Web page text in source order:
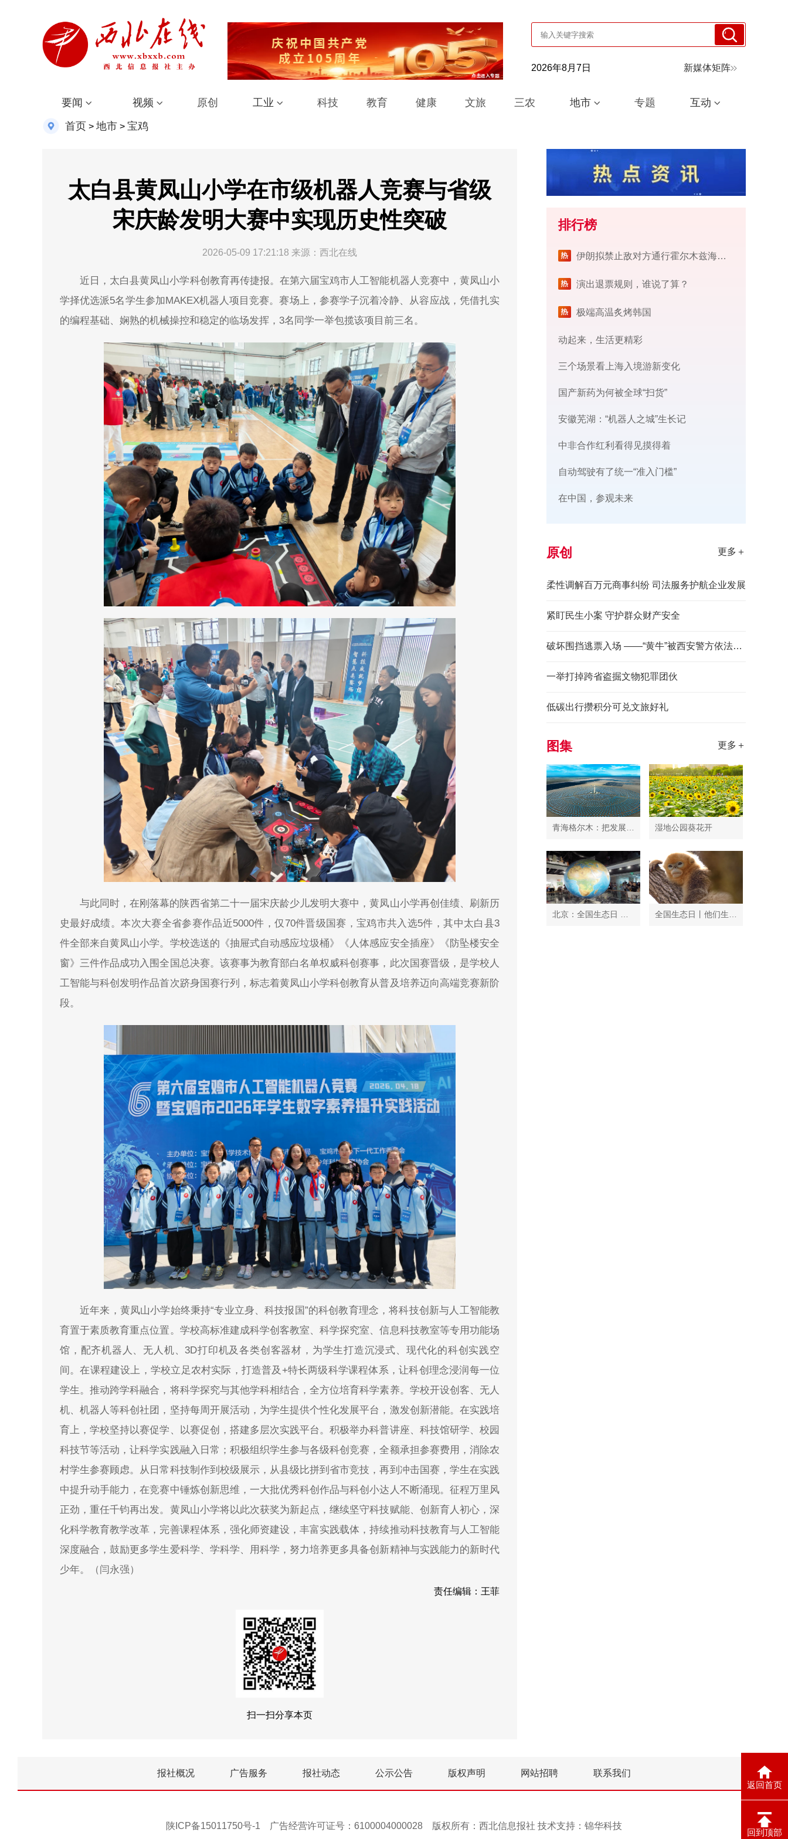
返回首页
回到顶部
2026年8月7日 新媒体矩阵
要闻 视频 原创 工业 科技 教育 健康 文旅 三农 地市 专题 互动
首页 > 地市 > 宝鸡
太白县黄凤山小学在市级机器人竞赛与省级
宋庆龄发明大赛中实现历史性突破
2026-05-09 17:21:18 来源：西北在线
近日，太白县黄凤山小学科创教育再传捷报。在第六届宝鸡市人工智能机器人竞赛中，黄凤山小
学择优选派5名学生参加MAKEX机器人项目竞赛。赛场上，参赛学子沉着冷静、从容应战，凭借扎实
的编程基础、娴熟的机械操控和稳定的临场发挥，3名同学一举包揽该项目前三名。
与此同时，在刚落幕的陕西省第二十一届宋庆龄少儿发明大赛中，黄凤山小学再创佳绩、刷新历
史最好成绩。本次大赛全省参赛作品近5000件，仅70件晋级国赛，宝鸡市共入选5件，其中太白县3
件全部来自黄凤山小学。学校选送的《抽屉式自动感应垃圾桶》《人体感应安全插座》《防坠楼安全
窗》三件作品成功入围全国总决赛。该赛事为教育部白名单权威科创赛事，此次国赛晋级，是学校人
工智能与科创发明作品首次跻身国赛行列，标志着黄凤山小学科创教育从普及培养迈向高端竞赛新阶
段。
近年来，黄凤山小学始终秉持“专业立身、科技报国”的科创教育理念，将科技创新与人工智能教
育置于素质教育重点位置。学校高标准建成科学创客教室、科学探究室、信息科技教室等专用功能场
馆，配齐机器人、无人机、3D打印机及各类创客器材，为学生打造沉浸式、现代化的科创实践空
间。在课程建设上，学校立足农村实际，打造普及+特长两级科学课程体系，让科创理念浸润每一位
学生。推动跨学科融合，将科学探究与其他学科相结合，全方位培育科学素养。学校开设创客、无人
机、机器人等科创社团，坚持每周开展活动，为学生提供个性化发展平台，激发创新潜能。在实践培
育上，学校坚持以赛促学、以赛促创，搭建多层次实践平台。积极举办科普讲座、科技馆研学、校园
科技节等活动，让科学实践融入日常；积极组织学生参与各级科创竞赛，全额承担参赛费用，消除农
村学生参赛顾虑。从日常科技制作到校级展示，从县级比拼到省市竞技，再到冲击国赛，学生在实践
中提升动手能力，在竞赛中锤炼创新思维，一大批优秀科创作品与科创小达人不断涌现。征程万里风
正劲，重任千钧再出发。黄凤山小学将以此次获奖为新起点，继续坚守科技赋能、创新育人初心，深
化科学教育教学改革，完善课程体系，强化师资建设，丰富实践载体，持续推动科技教育与人工智能
深度融合，鼓励更多学生爱科学、学科学、用科学，努力培养更多具备创新精神与实践能力的新时代
少年。（闫永强）
责任编辑：王菲
扫一扫分享本页
排行榜
伊朗拟禁止敌对方通行霍尔木兹海峡 对违规者重罚
演出退票规则，谁说了算？
极端高温炙烤韩国
动起来，生活更精彩
三个场景看上海入境游新变化
国产新药为何被全球“扫货”
安徽芜湖：“机器人之城”生长记
中非合作红利看得见摸得着
自动驾驶有了统一“准入门槛”
在中国，参观未来
原创 更多＋
柔性调解百万元商事纠纷 司法服务护航企业发展
紧盯民生小案 守护群众财产安全
破坏围挡逃票入场 ——“黄牛”被西安警方依法拘留
一举打掉跨省盗掘文物犯罪团伙
低碳出行攒积分可兑文旅好礼
图集 更多＋
湿地公园葵花开
报社概况 广告服务 报社动态 公示公告 版权声明 网站招聘 联系我们
陕ICP备15011750号-1 广告经营许可证号：6100004000028 版权所有：西北信息报社 技术支持： 锦华科技